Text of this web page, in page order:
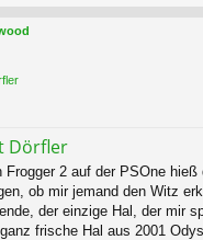
Dörfler
Frogger 2 auf der PSOne hieß
ob mir jemand den Witz
der einzige Hal, der mir
frische Hal aus 2001